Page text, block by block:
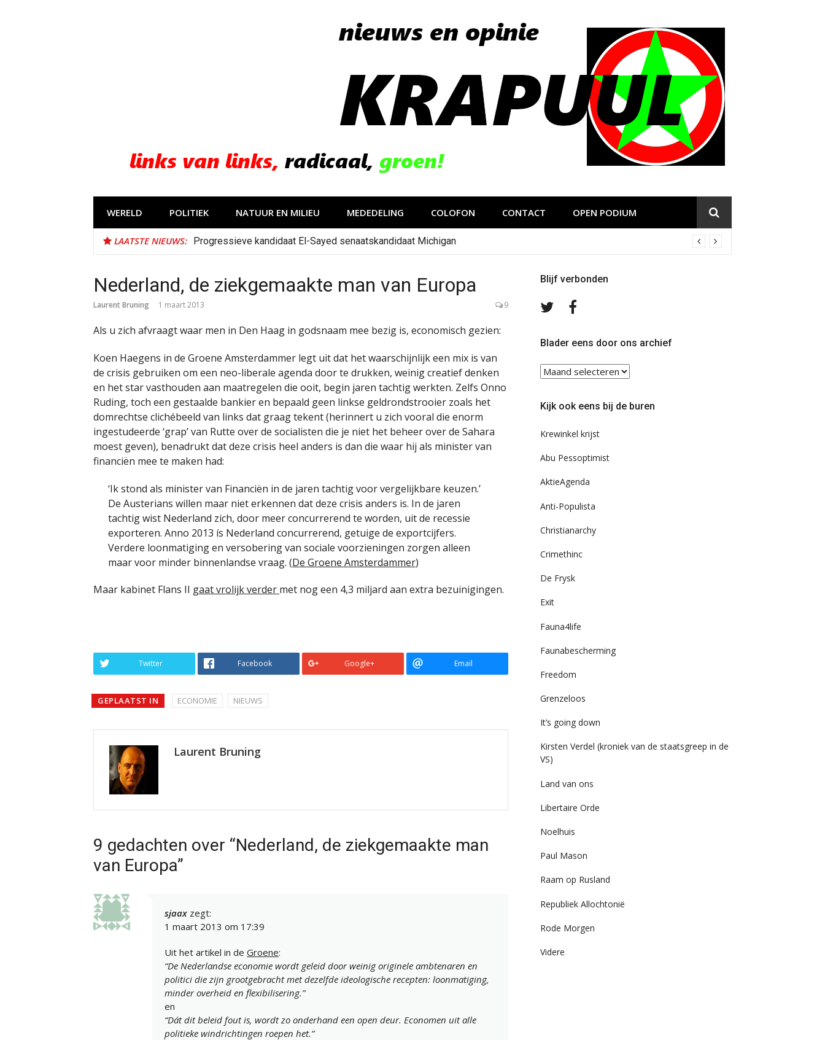
WERELD POLITIEK NATUUR EN MILIEU MEDEDELING COLOFON CONTACT OPEN PODIUM
LAATSTE NIEUWS: Progressieve kandidaat El-Sayed senaatskandidaat Michigan
Nederland, de ziekgemaakte man van Europa
Laurent Bruning 1 maart 2013 9
Als u zich afvraagt waar men in Den Haag in godsnaam mee bezig is, economisch gezien:
Koen Haegens in de Groene Amsterdammer legt uit dat het waarschijnlijk een mix is van
de crisis gebruiken om een neo-liberale agenda door te drukken, weinig creatief denken
en het star vasthouden aan maatregelen die ooit, begin jaren tachtig werkten. Zelfs Onno
Ruding, toch een gestaalde bankier en bepaald geen linkse geldrondstrooier zoals het
domrechtse clichébeeld van links dat graag tekent (herinnert u zich vooral die enorm
ingestudeerde ‘grap’ van Rutte over de socialisten die je niet het beheer over de Sahara
moest geven), benadrukt dat deze crisis heel anders is dan die waar hij als minister van
financiën mee te maken had:
‘Ik stond als minister van Financiën in de jaren tachtig voor vergelijkbare keuzen.’
De Austerians willen maar niet erkennen dat deze crisis anders is. In de jaren
tachtig wist Nederland zich, door meer concurrerend te worden, uit de recessie
exporteren. Anno 2013 ís Nederland concurrerend, getuige de exportcijfers.
Verdere loonmatiging en versobering van sociale voorzieningen zorgen alleen
maar voor minder binnenlandse vraag. (De Groene Amsterdammer)
Maar kabinet Flans II gaat vrolijk verder met nog een 4,3 miljard aan extra bezuinigingen.
Twitter Facebook Google+ Email
GEPLAATST IN ECONOMIE NIEUWS
Laurent Bruning
9 gedachten over “Nederland, de ziekgemaakte man
van Europa”
sjaax zegt:
1 maart 2013 om 17:39
Uit het artikel in de Groene:
“De Nederlandse economie wordt geleid door weinig originele ambtenaren en
politici die zijn grootgebracht met dezelfde ideologische recepten: loonmatiging,
minder overheid en flexibilisering.”
en
“Dát dit beleid fout is, wordt zo onderhand een open deur. Economen uit alle
politieke windrichtingen roepen het.”
Blijf verbonden
Volg
TwitterFacebook
Blader eens door ons archief
Blader
eens
ons
Kijk ook eens bij de buren
Krewinkel krijst
Abu Pessoptimist
AktieAgenda
Anti-Populista
Christianarchy
Crimethinc
De Frysk
Exit
Fauna4life
Faunabescherming
Freedom
Grenzeloos
It’s going down
Kirsten Verdel (kroniek van de staatsgreep in de
VS)
Land van ons
Libertaire Orde
Noelhuis
Paul Mason
Raam op Rusland
Republiek Allochtonië
Rode Morgen
Videre